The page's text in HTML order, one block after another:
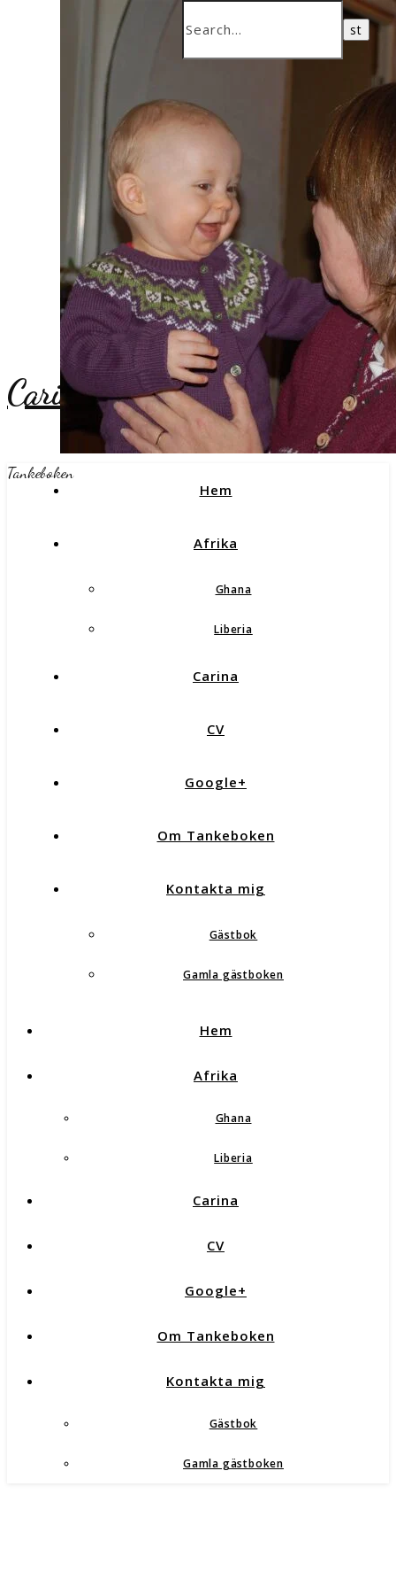
Carina´s tankar – Tankeboken
Tankeboken
Hem
Afrika
Ghana
Liberia
Carina
CV
Google+
Om Tankeboken
Kontakta mig
Gästbok
Gamla gästboken
Hem
Afrika
Ghana
Liberia
Carina
CV
Google+
Om Tankeboken
Kontakta mig
Gästbok
Gamla gästboken